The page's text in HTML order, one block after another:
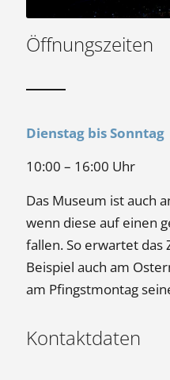
Öffnungszeiten
Dienstag bis
10:00 – 16:00 Uhr
Das Museum ist auch
wenn diese auf einen
fallen. So erwartet das
Beispiel auch am
am Pfingstmontag
Kontaktdaten